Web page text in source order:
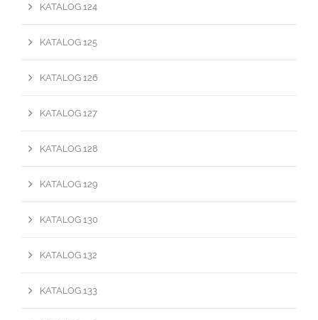
KATALOG 124
KATALOG 125
KATALOG 126
KATALOG 127
KATALOG 128
KATALOG 129
KATALOG 130
KATALOG 132
KATALOG 133